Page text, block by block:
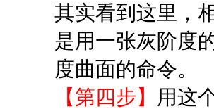
其实看到这里，
是用一张灰阶度
度曲面的命令。
【第四步】 用这